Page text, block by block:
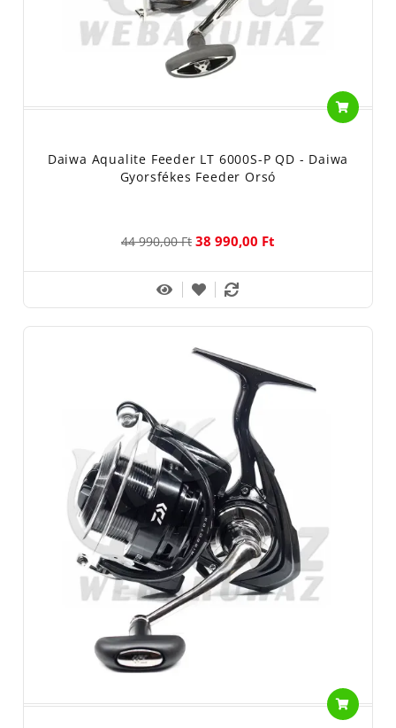
Daiwa Aqualite Feeder LT 6000S-P QD - Daiwa
Gyorsfékes Feeder Orsó
44 990,00 Ft 38 990,00 Ft